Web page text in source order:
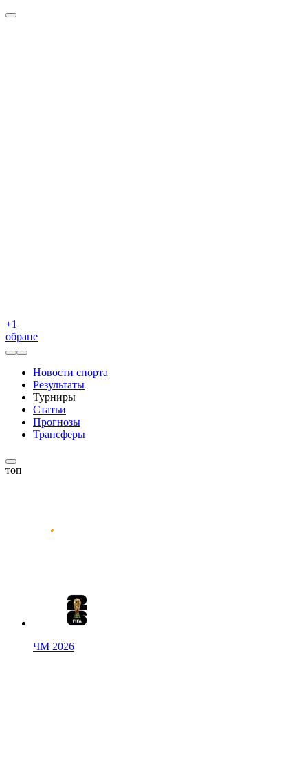
+1
обране
Новости спорта
Результаты
Турниры
Статьи
Прогнозы
Трансферы
топ
ЧМ 2026